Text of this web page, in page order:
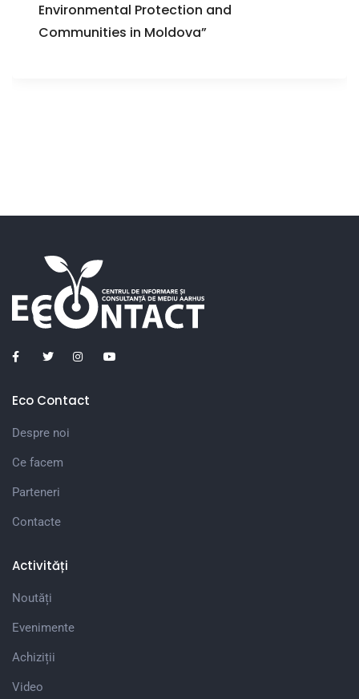
Environmental Protection and
Communities in Moldova”
Eco Contact
Despre noi
Ce facem
Parteneri
Contacte
Activități
Noutăți
Evenimente
Achiziții
Video